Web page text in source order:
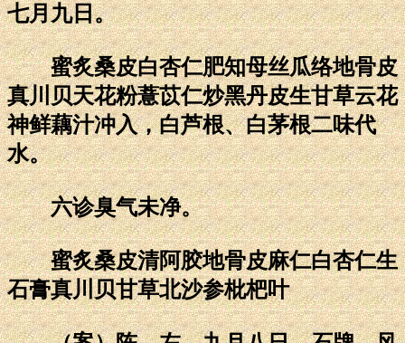
七月九日。
蜜炙桑皮白杏仁肥知母丝瓜络地骨皮
真川贝天花粉薏苡仁炒黑丹皮生甘草云花
神鲜藕汁冲入，白芦根、白茅根二味代
水。
六诊臭气未净。
蜜炙桑皮清阿胶地骨皮麻仁白杏仁生
石膏真川贝甘草北沙参枇杷叶